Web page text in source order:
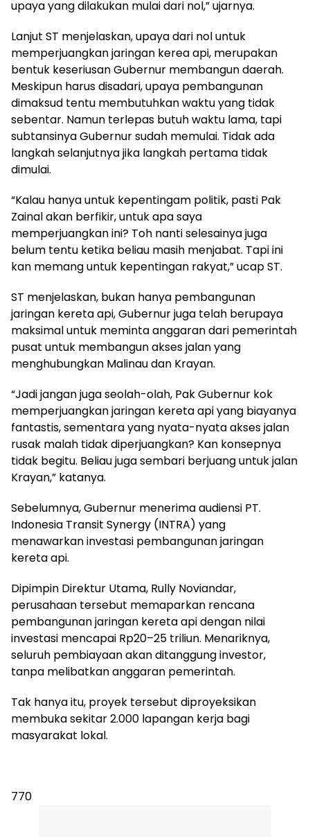
upaya yang dilakukan mulai dari nol,” ujarnya.
Lanjut ST menjelaskan, upaya dari nol untuk
memperjuangkan jaringan kerea api, merupakan
bentuk keseriusan Gubernur membangun daerah.
Meskipun harus disadari, upaya pembangunan
dimaksud tentu membutuhkan waktu yang tidak
sebentar. Namun terlepas butuh waktu lama, tapi
subtansinya Gubernur sudah memulai. Tidak ada
langkah selanjutnya jika langkah pertama tidak
dimulai.
“Kalau hanya untuk kepentingam politik, pasti Pak
Zainal akan berfikir, untuk apa saya
memperjuangkan ini? Toh nanti selesainya juga
belum tentu ketika beliau masih menjabat. Tapi ini
kan memang untuk kepentingan rakyat,” ucap ST.
ST menjelaskan, bukan hanya pembangunan
jaringan kereta api, Gubernur juga telah berupaya
maksimal untuk meminta anggaran dari pemerintah
pusat untuk membangun akses jalan yang
menghubungkan Malinau dan Krayan.
“Jadi jangan juga seolah-olah, Pak Gubernur kok
memperjuangkan jaringan kereta api yang biayanya
fantastis, sementara yang nyata-nyata akses jalan
rusak malah tidak diperjuangkan? Kan konsepnya
tidak begitu. Beliau juga sembari berjuang untuk jalan
Krayan,” katanya.
Sebelumnya, Gubernur menerima audiensi PT.
Indonesia Transit Synergy (INTRA) yang
menawarkan investasi pembangunan jaringan
kereta api.
Dipimpin Direktur Utama, Rully Noviandar,
perusahaan tersebut memaparkan rencana
pembangunan jaringan kereta api dengan nilai
investasi mencapai Rp20–25 triliun. Menariknya,
seluruh pembiayaan akan ditanggung investor,
tanpa melibatkan anggaran pemerintah.
Tak hanya itu, proyek tersebut diproyeksikan
membuka sekitar 2.000 lapangan kerja bagi
masyarakat lokal.
770